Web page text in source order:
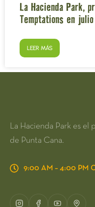
La Hacienda Park,
Temptations en
LEER MÁS
La Hacienda Park es el
de Punta Cana.
9:00 AM – 4:00 PM